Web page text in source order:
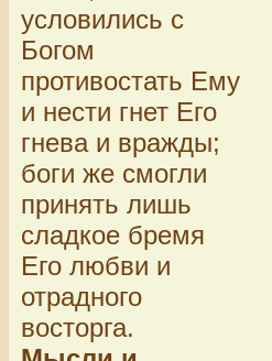
условились с
Богом
противостать Ему
и нести гнет Его
гнева и вражды;
боги же смогли
принять лишь
сладкое бремя
Его любви и
отрадного
восторга.